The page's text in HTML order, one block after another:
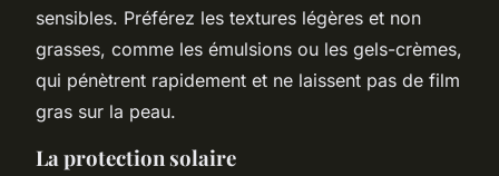
sensibles. Préférez les textures légères et non
grasses, comme les émulsions ou les gels-crèmes,
qui pénètrent rapidement et ne laissent pas de film
gras sur la peau.
La protection solaire